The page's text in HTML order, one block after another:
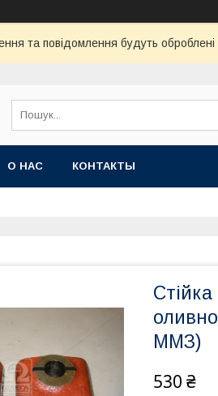
та повідомлення будуть
О НАС КОНТАКТЫ
ММЗ)
530 ₴